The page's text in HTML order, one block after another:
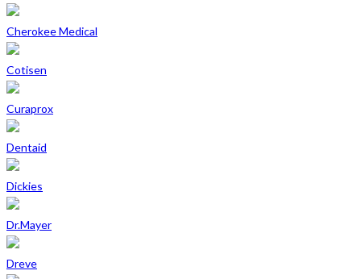
Cherokee Medical
Cotisen
Curaprox
Dentaid
Dickies
Dr.Mayer
Dreve